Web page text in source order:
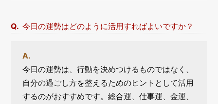
今日の運勢はどのように活用すればよいですか？
今日の運勢は、行動を決めつけるものではなく、
自分の過ごし方を整えるためのヒントとして活用
するのがおすすめです。総合運、仕事運、金運、